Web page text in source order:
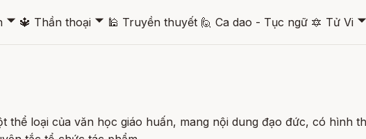
🞃 🔱 Thần thoại 🞃 🕌 Truyền thuyết 🙋 Ca dao - Tục ngữ 🔯 Tử Vi 🞃
thể loại của văn học giáo huấn, mang nội dung đạo đức, có hình